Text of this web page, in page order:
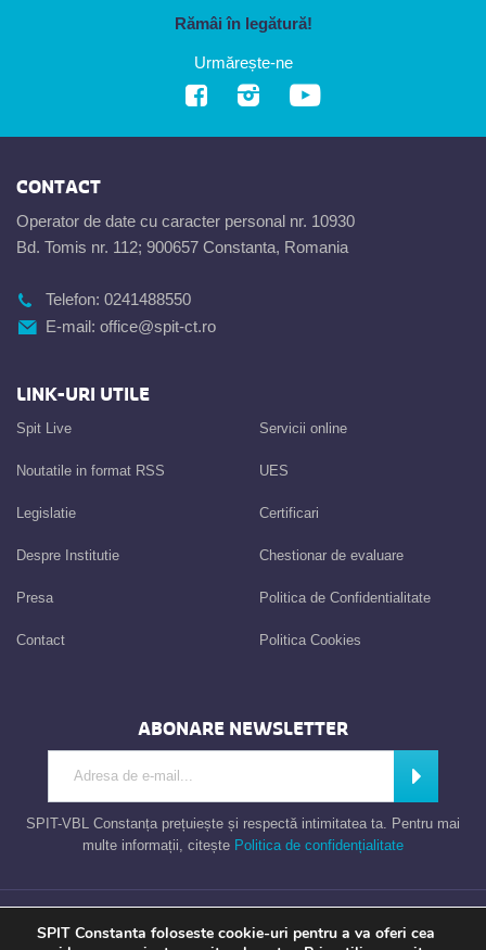
Rămâi în legătură!
Urmărește-ne
CONTACT
Operator de date cu caracter personal nr. 10930
Bd. Tomis nr. 112; 900657 Constanta, Romania
Telefon: 0241488550
E-mail: office@spit-ct.ro
LINK-URI UTILE
Spit Live
Noutatile in format RSS
Legislatie
Despre Institutie
Presa
Contact
Servicii online
UES
Certificari
Chestionar de evaluare
Politica de Confidentialitate
Politica Cookies
ABONARE NEWSLETTER
SPIT-VBL Constanța prețuiește și respectă intimitatea ta. Pentru mai
multe informații, citește Politica de confidențialitate
Taxe Constanta
SPIT Constanta foloseste cookie-uri pentru a va oferi cea